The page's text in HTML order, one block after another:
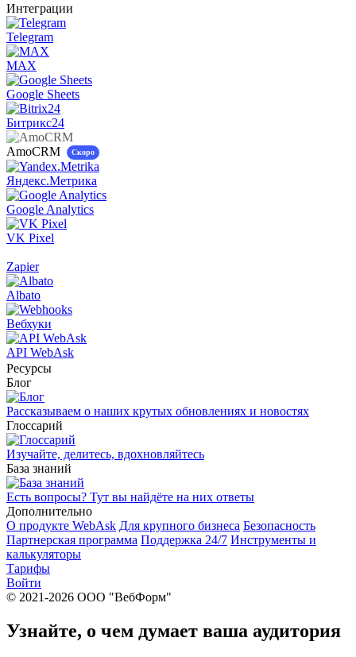
Интеграции
Telegram
MAX
Google Sheets
Битрикс24
AmoCRM Скоро
Яндекс.Метрика
Google Analytics
VK Pixel
Zapier
Albato
Вебхуки
API WebAsk
Ресурсы
Блог
Рассказываем о наших крутых обновлениях и новостях
Глоссарий
Изучайте, делитесь, вдохновляйтесь
База знаний
Есть вопросы? Тут вы найдёте на них ответы
Дополнительно
О продукте WebAsk Для крупного бизнеса Безопасность
Партнерская программа Поддержка 24/7 Инструменты и
калькуляторы
Тарифы
Войти
© 2021-2026 ООО "ВебФорм"
Узнайте, о чем думает ваша аудитория